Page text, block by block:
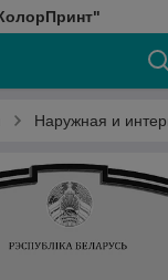
Наружная и